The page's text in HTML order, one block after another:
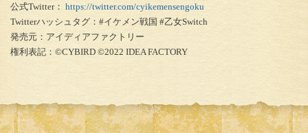
公式Twitter： https://twitter.com/cyikemensengoku
Twitterハッシュタグ：#イケメン戦国 #乙女Switch
発売元：アイディアファクトリー
権利表記：©CYBIRD ©2022 IDEA FACTORY